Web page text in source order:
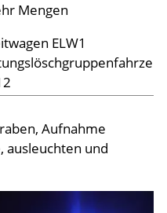
Mengen
ELW1
Aufnahme
ausleuchten und